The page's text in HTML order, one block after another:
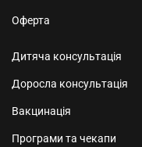
Оферта
Дитяча консультація
Доросла консультація
Вакцинація
Програми та чекапи